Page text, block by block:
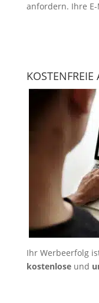
anfordern. Ihre
Ihr Werbeerfolg
kostenloseund